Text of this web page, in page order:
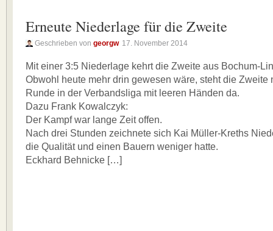
Erneute Niederlage für die Zweite
Geschrieben von georgw 17. November 2014
Mit einer 3:5 Niederlage kehrt die Zweite aus Bochum-
Obwohl heute mehr drin gewesen wäre, steht die Zweite
Runde in der Verbandsliga mit leeren Händen da.
Dazu Frank Kowalczyk:
Der Kampf war lange Zeit offen.
Nach drei Stunden zeichnete sich Kai Müller-Kreths
die Qualität und einen Bauern weniger hatte.
Eckhard Behnicke […]